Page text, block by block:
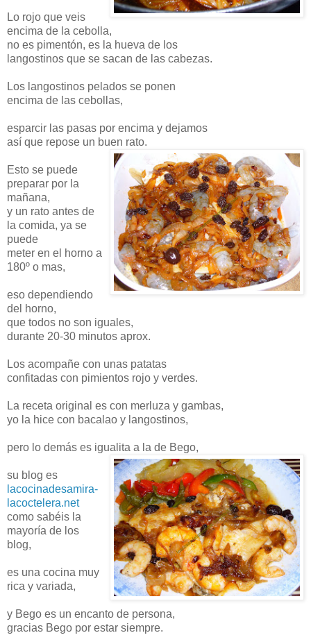
Lo rojo que veis
encima de la cebolla,
no es pimentón, es la hueva de los
langostinos que se sacan de las cabezas.
Los langostinos pelados se ponen
encima de las cebollas,
esparcir las pasas por encima y dejamos
así que repose un buen rato.
Esto se puede
preparar por la
mañana,
y un rato antes de
la comida, ya se
puede
meter en el horno a
180º o mas,
eso dependiendo
del horno,
que todos no son iguales,
durante 20-30 minutos aprox.
Los acompañe con unas patatas
confitadas con pimientos rojo y verdes.
La receta original es con merluza y gambas,
yo la hice con bacalao y langostinos,
pero lo demás es igualita a la de Bego,
su blog es
lacocinadesamira-
lacoctelera.net
como sabéis la
mayoría de los
blog,
es una cocina muy
rica y variada,
y Bego es un encanto de persona,
gracias Bego por estar siempre.